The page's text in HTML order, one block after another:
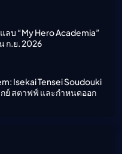
บ “My Hero Academia”
ก.ย. 2026
Isekai Tensei Soudouki
ย์ สตาฟฟ์ และกำหนดออก